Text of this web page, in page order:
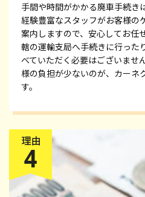
手間や時間がかかる廃車手続き
経験豊富なスタッフがお客様の
案内しますので、安心してお任
轄の運輸支局へ手続きに行った
べていただく必要はございませ
様の負担が少ないのが、カーネ
す。